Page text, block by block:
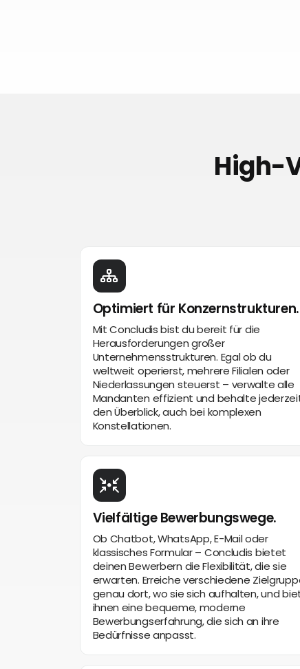
High-
Optimiert für Konzernstrukturen.
Mit Concludis bist du bereit für die
Herausforderungen großer
Unternehmensstrukturen. Egal ob du
weltweit operierst, mehrere Filialen oder
Niederlassungen steuerst – verwalte alle
Mandanten effizient und behalte
den Überblick, auch bei komplexen
Konstellationen.
Vielfältige Bewerbungswege.
Ob Chatbot, WhatsApp, E-Mail oder
klassisches Formular – Concludis bietet
deinen Bewerbern die Flexibilität, die sie
erwarten. Erreiche verschiedene
genau dort, wo sie sich aufhalten, und
ihnen eine bequeme, moderne
Bewerbungserfahrung, die sich an ihre
Bedürfnisse anpasst.